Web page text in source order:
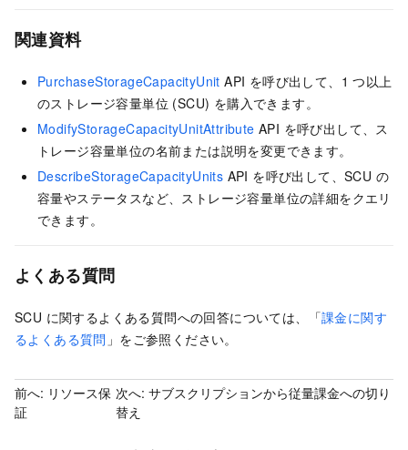
関連資料
PurchaseStorageCapacityUnit API を呼び出して、1 つ以上
のストレージ容量単位 (SCU) を購入できます。
ModifyStorageCapacityUnitAttribute API を呼び出して、ス
トレージ容量単位の名前または説明を変更できます。
DescribeStorageCapacityUnits API を呼び出して、SCU の
容量やステータスなど、ストレージ容量単位の詳細をクエリ
できます。
よくある質問
SCU に関するよくある質問への回答については、「課金に関す
るよくある質問 」をご参照ください。
前へ: リソース保
証
次へ: サブスクリプションから従量課金への切り
替え